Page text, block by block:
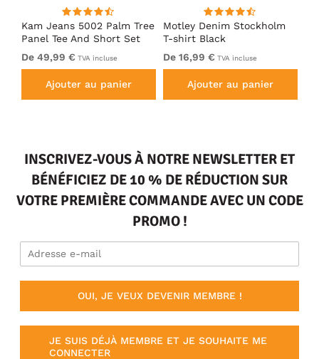
Kam Jeans 5002 Palm Tree
Panel Tee And Short Set
Electric Blue
De 49,99 € TVA incluse
Ajouter au panier
Motley Denim Stockholm
T-shirt Black
De 16,99 € TVA incluse
Ajouter au panier
INSCRIVEZ-VOUS À NOTRE NEWSLETTER ET
BÉNÉFICIEZ DE 10 % DE RÉDUCTION SUR
VOTRE PREMIÈRE COMMANDE AVEC UN CODE
PROMO !
OUI, JE VEUX DEVENIR MEMBRE !
JE SUIS DÉJÀ MEMBRE ET JE SOUHAITE ME
CONNECTER